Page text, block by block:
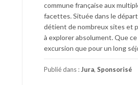
commune française aux
facettes. Située dans le
détient de nombreux sites et
à explorer absolument. Que
excursion que pour un long
Publié dans :Jura, Sponsorisé